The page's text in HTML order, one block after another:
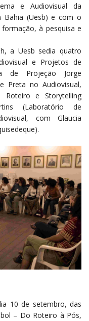
e Audiovisual da
Bahia (Uesb) e com o
à pesquisa e
a Uesb sedia quatro
e Projetos de
de Projeção Jorge
Preta no Audiovisual,
Roteiro e Storytelling
(Laboratório de
com Glaucia
10 de setembro, das
– Do Roteiro à Pós,